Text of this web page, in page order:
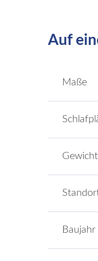
Auf
Maße
Gewicht
Baujahr